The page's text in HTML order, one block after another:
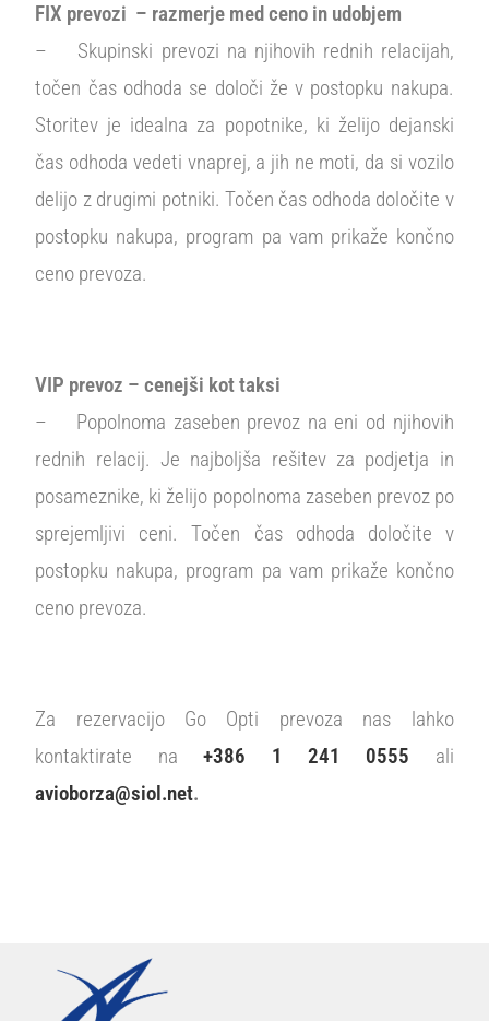
FIX prevozi – razmerje med ceno in udobjem
– Skupinski prevozi na njihovih rednih relacijah,
točen čas odhoda se določi že v postopku nakupa.
Storitev je idealna za popotnike, ki želijo dejanski
čas odhoda vedeti vnaprej, a jih ne moti, da si vozilo
delijo z drugimi potniki. Točen čas odhoda določite v
postopku nakupa, program pa vam prikaže končno
ceno prevoza.
VIP prevoz – cenejši kot taksi
– Popolnoma zaseben prevoz na eni od njihovih
rednih relacij. Je najboljša rešitev za podjetja in
posameznike, ki želijo popolnoma zaseben prevoz po
sprejemljivi ceni. Točen čas odhoda določite v
postopku nakupa, program pa vam prikaže končno
ceno prevoza.
Za rezervacijo Go Opti prevoza nas lahko
kontaktirate na+386 1 241 0555
ali
avioborza@siol.net.